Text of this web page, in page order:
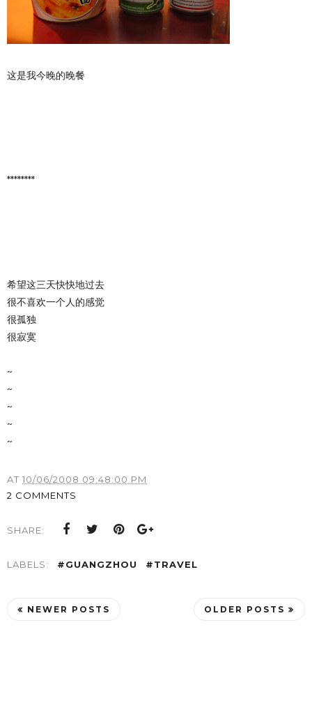
这是我今晚的晚餐
********
希望这三天快快地过去
很不喜欢一个人的感觉
很孤独
很寂寞
~
~
~
~
~
AT 10/06/2008 09:48:00 PM
2 COMMENTS
SHARE:
LABELS: #GUANGZHOU #TRAVEL
NEWER POSTS OLDER POSTS